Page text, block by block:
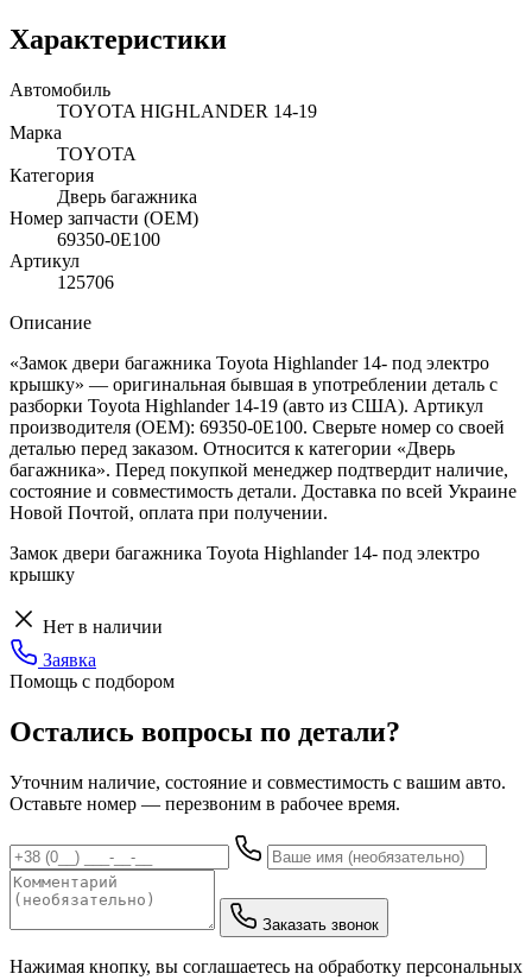
Характеристики
Автомобиль
TOYOTA HIGHLANDER 14-19
Марка
TOYOTA
Категория
Дверь багажника
Номер запчасти (OEM)
69350-0E100
Артикул
125706
Описание
«Замок двери багажника Toyota Highlander 14- под электро
крышку» — оригинальная бывшая в употреблении деталь с
разборки Toyota Highlander 14-19 (авто из США). Артикул
производителя (OEM): 69350-0E100. Сверьте номер со своей
деталью перед заказом. Относится к категории «Дверь
багажника». Перед покупкой менеджер подтвердит наличие,
состояние и совместимость детали. Доставка по всей Украине
Новой Почтой, оплата при получении.
Замок двери багажника Toyota Highlander 14- под электро
крышку
Нет в наличии
Заявка
Помощь с подбором
Остались вопросы по детали?
Уточним наличие, состояние и совместимость с вашим авто.
Оставьте номер — перезвоним в рабочее время.
Заказать звонок
Нажимая кнопку, вы соглашаетесь на обработку персональных